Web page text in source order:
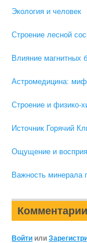
Экология и человек
Строение лесной
Влияние магнитных
Астромедицина:
Строение и физико-
Источник Горячий
Ощущение и
Важность минерала
Комментарии
Войти или